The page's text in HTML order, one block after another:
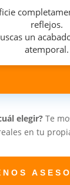
reflejos.
un
atemporal.
elegir? Te
en tu